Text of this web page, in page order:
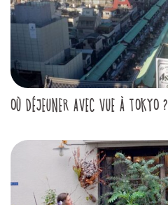
OÙ DÉJEUNER AVEC VUE À TOKYO ?